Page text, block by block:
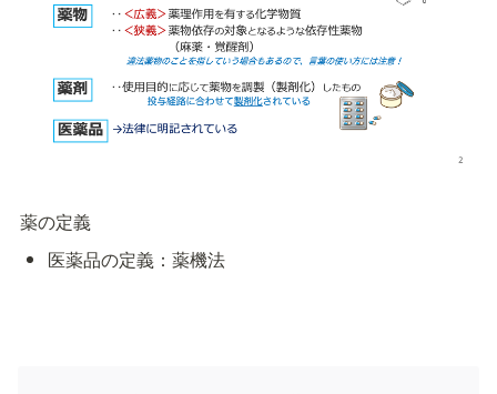
薬の定義
医薬品の定義：薬機法